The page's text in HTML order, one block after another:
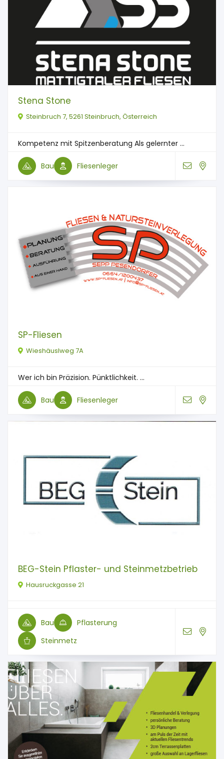
Stena Stone
Steinbruch 7, 5261 Steinbruch, Österreich
Kompetenz mit Spitzenberatung Als gelernter ...
Bau Fliesenleger
SP-Fliesen
Wieshäuslweg 7A
Wer ich bin Präzision. Pünktlichkeit. ...
Bau Fliesenleger
BEG-Stein Pflaster- und Steinmetzbetrieb
Hausruckgasse 21
Bau
Pflasterung
Steinmetz